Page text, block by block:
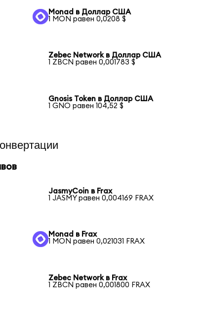
Monad в Доллар США
1 MON равен 0,0208 $
Zebec Network в Доллар США
1 ZBCN равен 0,001783 $
Gnosis Token в Доллар США
1 GNO равен 104,52 $
JasmyCoin в Frax
1 JASMY равен 0,004169 FRAX
Monad в Frax
1 MON равен 0,021031 FRAX
Zebec Network в Frax
1 ZBCN равен 0,001800 FRAX